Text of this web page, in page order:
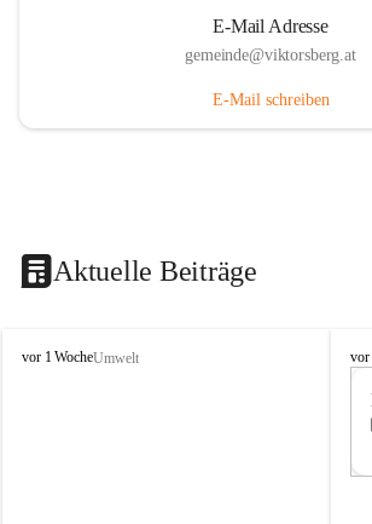
E-Mail Adresse
gemeinde@viktorsberg.at
E-Mail schreiben
Aktuelle Beiträge
V
vor 1 WocheUmwelt
V
vor